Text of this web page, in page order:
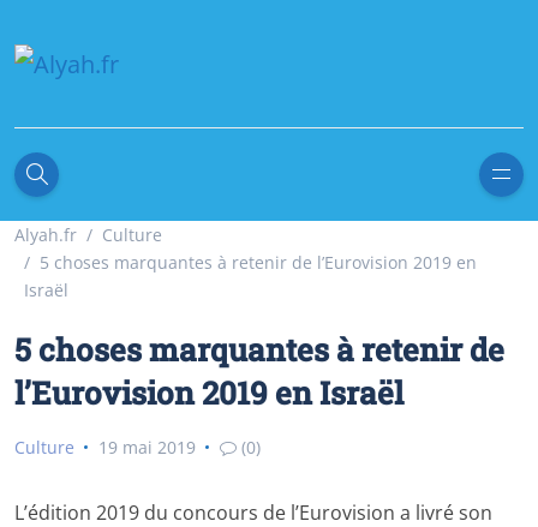
Alyah.fr
Culture
5 choses marquantes à retenir de l’Eurovision 2019 en
Israël
5 choses marquantes à retenir de
l’Eurovision 2019 en Israël
Culture 19 mai 2019 (0)
L’édition 2019 du concours de l’Eurovision a livré son